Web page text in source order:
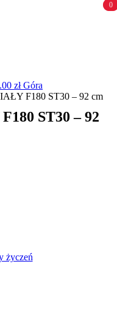
0
0
zł Góra
F180 ST30 – 92 cm
ST30 – 92
życzeń